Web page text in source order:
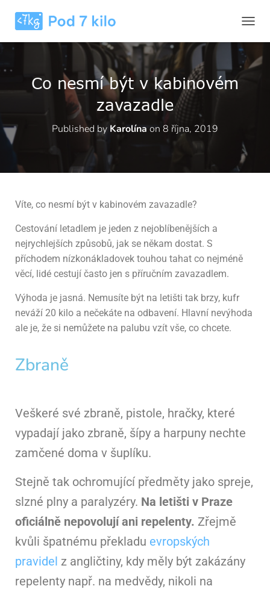
Ř
P
Co nesmí být v kabinovém
zavazadle
Published by Karolína on 8 října, 2019
Víte, co nesmí být v kabinovém zavazadle?
Cestování letadlem je jeden z nejoblíbenějších a
nejrychlejších způsobů, jak se někam dostat. S
příchodem nízkonákladovek touhou tahat co nejméně
věcí, lidé cestují často jen s příručním zavazadlem.
Výhoda je jasná. Nemusíte být na letišti tak brzy, kufr
neváží 20 kilo a nečekáte na odbavení. Hlavní nevýhoda
ale je, že si nemůžete na palubu vzít vše, co chcete.
Zbraně
Veškeré své zbraně, pistole, hračky, které
vypadají jako zbraně, šípy a harpuny nechte
zamčené doma v šuplíku.
Stejně tak ochromující předměty jako spreje,
slzné plny a paralyzéry. Na letišti v Praze
oficiálně nepovolují ani repelenty. Zřejmě
kvůli špatnému překladu evropských
pravidel z angličtiny, kdy měly být zakázány
repelenty např. na medvědy, nikoli na